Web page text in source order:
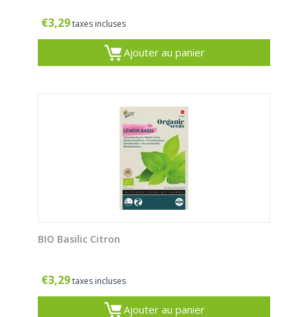
€3,29taxes incluses
Ajouter au panier
BIO Basilic Citron
€3,29taxes incluses
Ajouter au panier